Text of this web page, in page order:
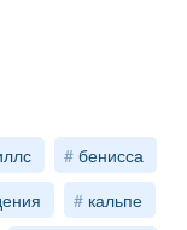
бенисса
кальпе